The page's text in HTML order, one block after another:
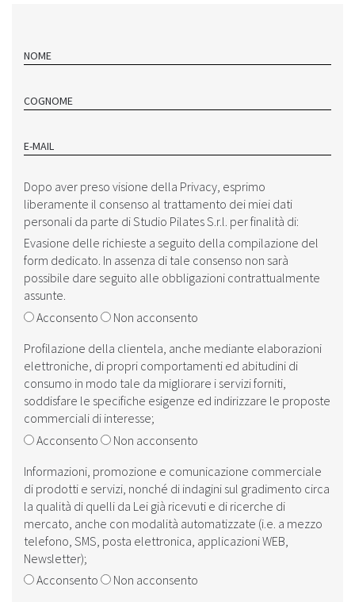
NOME
COGNOME
E-MAIL
Dopo aver preso visione della ‎‎ Privacy, esprimo
liberamente il consenso al trattamento dei miei dati
personali da parte di Studio Pilates S.r.l. per finalità di:
Evasione delle richieste a seguito della compilazione del
form dedicato. In assenza di tale consenso non sarà
possibile dare seguito alle obbligazioni contrattualmente
assunte.
Acconsento
Non acconsento
Profilazione della clientela, anche mediante elaborazioni
elettroniche, di propri comportamenti ed abitudini di
consumo in modo tale da migliorare i servizi forniti,
soddisfare le specifiche esigenze ed indirizzare le proposte
commerciali di interesse;
Acconsento
Non acconsento
Informazioni, promozione e comunicazione commerciale
di prodotti e servizi, nonché di indagini sul gradimento circa
la qualità di quelli da Lei già ricevuti e di ricerche di
mercato, anche con modalità automatizzate (i.e. a mezzo
telefono, SMS, posta elettronica, applicazioni WEB,
Newsletter);
Acconsento
Non acconsento